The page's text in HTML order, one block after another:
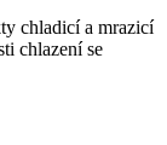
chladicí a mrazicí
chlazení se